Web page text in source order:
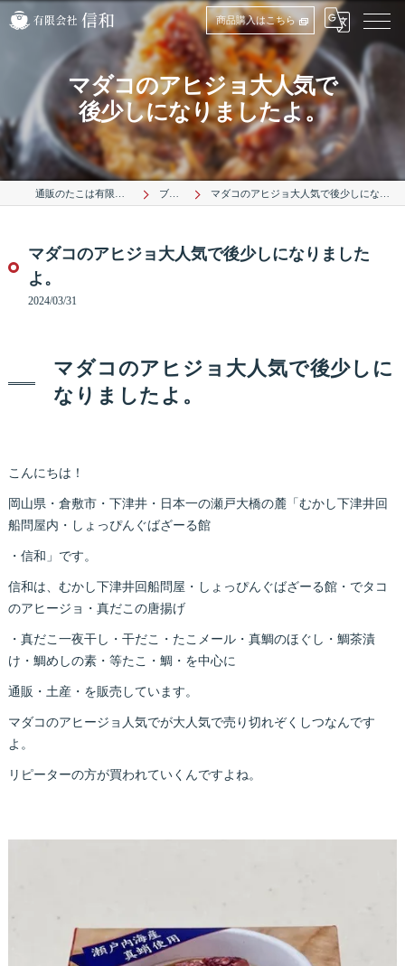
商品購入はこちら
マダコのアヒジョ大人気で
後少しになりましたよ。
ブログ マダコのアヒジョ大人気で後少しになりましたよ。
マダコのアヒジョ大人気で後少しになりました
よ。
2024/03/31
マダコのアヒジョ大人気で後少しに
なりましたよ。
こんにちは！
岡山県・倉敷市・下津井・日本一の瀬戸大橋の麓「むかし下津井回
船問屋内・しょっぴんぐばざーる館
・信和」です。
信和は、むかし下津井回船問屋・しょっぴんぐばざーる館・でタコ
のアヒージョ・真だこの唐揚げ
・真だこ一夜干し・干だこ・たこメール・真鯛のほぐし・鯛茶漬
け・鯛めしの素・等たこ・鯛・を中心に
通販・土産・を販売しています。
マダコのアヒージョ人気でが大人気で売り切れぞくしつなんです
よ。
リピーターの方が買われていくんですよね。